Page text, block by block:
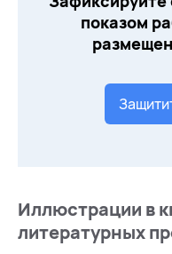
показом
Иллюстрации в
литературных